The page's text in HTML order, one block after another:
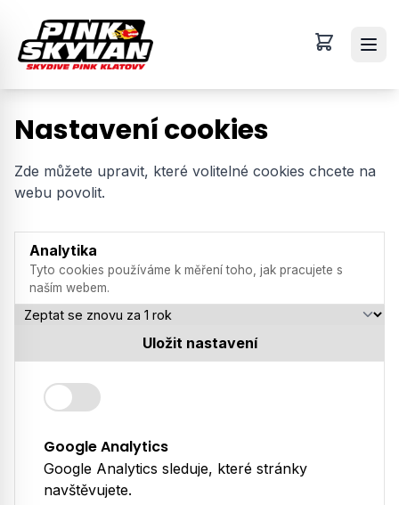
Nastavení cookies
Zde můžete upravit, které volitelné cookies chcete na
webu povolit.
Analytika
Tyto cookies používáme k měření toho, jak pracujete s
naším webem.
Uložit nastavení
Google Analytics
Google Analytics sleduje, které stránky
navštěvujete.